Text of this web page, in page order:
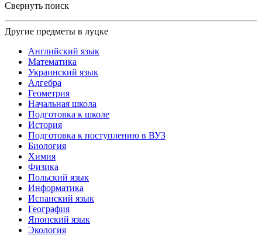
Свернуть поиск
Другие предметы в луцке
Английский язык
Математика
Украинский язык
Алгебра
Геометрия
Начальная школа
Подготовка к школе
История
Подготовка к поступлению в ВУЗ
Биология
Химия
Физика
Польский язык
Информатика
Испанский язык
География
Японский язык
Экология